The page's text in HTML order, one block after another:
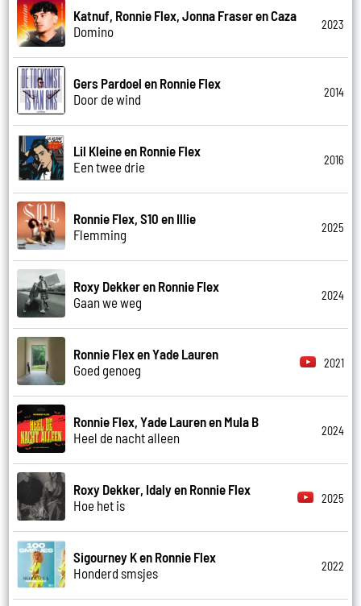
Katnuf, Ronnie Flex, Jonna Fraser en Caza
Domino
2023
Gers Pardoel en Ronnie Flex
Door de wind
2014
Lil Kleine en Ronnie Flex
Een twee drie
2016
Ronnie Flex, S10 en Illie
Flemming
2025
Roxy Dekker en Ronnie Flex
Gaan we weg
2024
Ronnie Flex en Yade Lauren
Goed genoeg
2021
Ronnie Flex, Yade Lauren en Mula B
Heel de nacht alleen
2024
Roxy Dekker, Idaly en Ronnie Flex
Hoe het is
2025
Sigourney K en Ronnie Flex
Honderd smsjes
2022